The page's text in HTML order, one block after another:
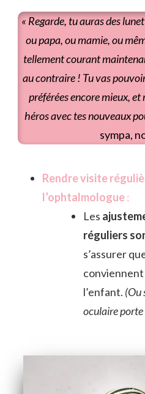
« Regarde, tu auras des
ou papa, ou mamie, ou
tellement courant
au contraire ! Tu vas
préférées encore mieux,
héros avec tes nouveaux
sympa,
Rendre visite
l’ophtalmologue:
Les
réguliers
s’assurer
conviennent
l’enfant. (Ou
oculaire porte